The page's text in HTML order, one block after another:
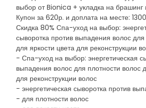
выбор от Bionica + укладка на брашинг
Купон за 620р. и доплата на месте:
Скидка 80% Спа-уход на выбор:
сыворотка против выпадения волос
для яркости цвета для реконструкции
- Спа-уход на выбор: энергетическая
выпадения волос для плотности волос
для реконструкции волос
- энергетическая сыворотка против
- для плотности волос